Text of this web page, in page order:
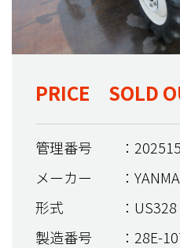
PRICE SOLD
管理番号
：
メーカー
：
形式
：US328
製造番号
：28E-